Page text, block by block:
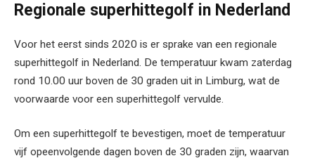
Regionale superhittegolf in Nederland
Voor het eerst sinds 2020 is er sprake van een regionale
superhittegolf in Nederland. De temperatuur kwam zaterdag
rond 10.00 uur boven de 30 graden uit in Limburg, wat de
voorwaarde voor een superhittegolf vervulde.
Om een superhittegolf te bevestigen, moet de temperatuur
vijf opeenvolgende dagen boven de 30 graden zijn, waarvan